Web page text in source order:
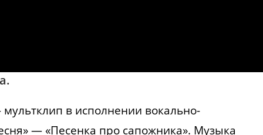
в исполнении вокально-
— «Песенка про сапожника». Музыка